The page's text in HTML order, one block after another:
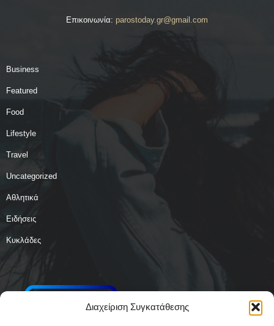
Διαχείριση Συγκατάθεσης
Επικοινωνία: parostoday.gr@gmail.com
Business
Featured
Food
Lifestyle
Travel
Uncategorized
Αθλητικά
Ειδήσεις
Κυκλάδες